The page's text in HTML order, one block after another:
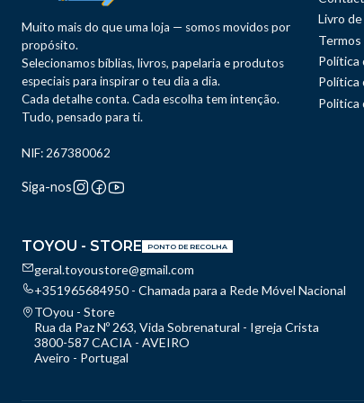
Muito mais do que uma loja — somos movidos por
propósito.
Selecionamos bíblias, livros, papelaria e produtos
especiais para inspirar o teu dia a dia.
Cada detalhe conta. Cada escolha tem intenção.
Tudo, pensado para ti.
NIF: 267380062
Siga-nos
Livro
Política
Política
Politica
TOYOU - STORE PONTO DE RECOLHA
geral.toyoustore@gmail.com
+351965684950 - Chamada para a Rede Móvel Nacional
TOyou - Store
Rua da Paz Nº 263, Vida Sobrenatural - Igreja Crista
3800-587 CACIA - AVEIRO
Aveiro - Portugal